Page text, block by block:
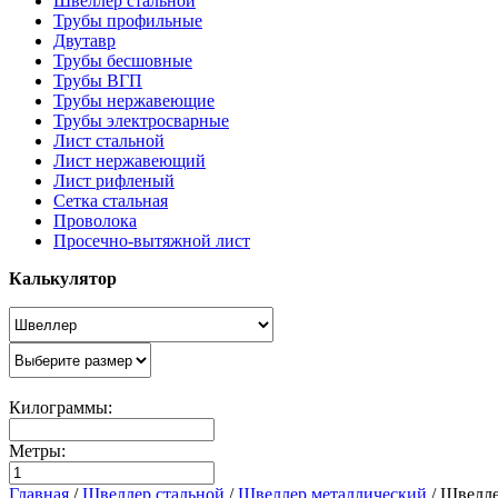
Трубы профильные
Двутавр
Трубы бесшовные
Трубы ВГП
Трубы нержавеющие
Трубы электросварные
Лист стальной
Лист нержавеющий
Лист рифленый
Сетка стальная
Проволока
Просечно-вытяжной лист
Калькулятор
Килограммы:
Метры:
Главная /Швеллер стальной /Швеллер металлический /